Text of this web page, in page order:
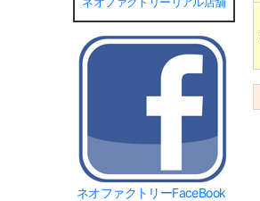
ネオファクトリーFaceBook